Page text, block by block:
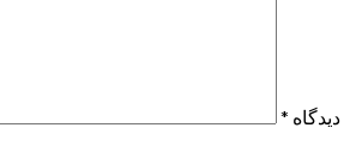
دیدگاه *